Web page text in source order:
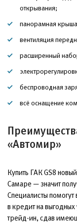
открывания;
панорамная
вентиляция
расширенный
беспроводная
всё оснащение
«Автомир»
Купить ГАК GS8
Самаре — значит
Специалисты
в кредит на
трейд-ин, сдав